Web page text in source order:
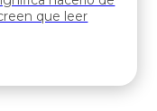
que leer